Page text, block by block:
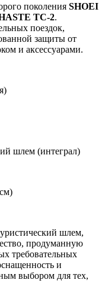
поколения SHOEI
TC-2.
поездок,
защиты от
и аксессуарами.
шлем (интеграл)
шлем,
продуманную
требовательных
и
выбором для тех,